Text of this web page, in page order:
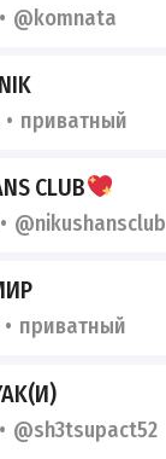
@komnata
приватный
CLUB
@nikushansclub
приватный
@sh3tsupact52